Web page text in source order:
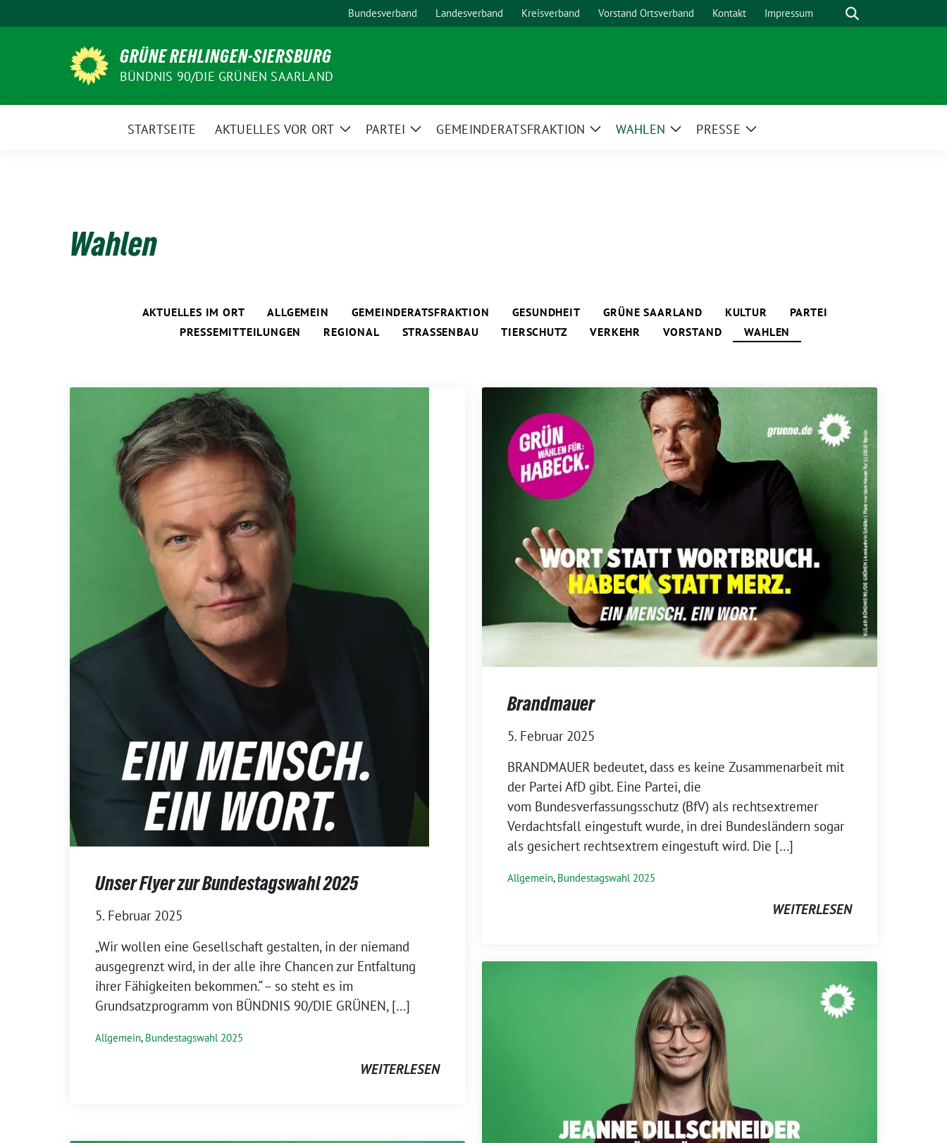
zum
Bundesverband Landesverband Kreisverband Vorstand Ortsverband Kontakt Impressum Suche
GRÜNE REHLINGEN-SIERSBURG
BÜNDNIS 90/DIE GRÜNEN SAARLAND
STARTSEITE AKTUELLES VOR ORT
ZeigePARTEI
ZeigeGEMEINDERATSFRAKTION
ZeigeWAHLEN
ZeigePRESSE
Zeige
Wahlen
AKTUELLES IM ORT ALLGEMEIN GEMEINDERATSFRAKTION GESUNDHEIT GRÜNE SAARLAND KULTUR
PARTEI
PRESSEMITTEILUNGEN
REGIONAL STRASSENBAU TIERSCHUTZ VERKEHR VORSTAND WAHLEN
Unser Flyer zur Bundestagswahl 2025
5. Februar 2025
„Wir wollen eine Gesellschaft gestalten, in der niemand
ausgegrenzt wird, in der alle ihre Chancen zur Entfaltung
ihrer Fähigkeiten bekommen.“ – so steht es im
Grundsatzprogramm von BÜNDNIS 90/DIE GRÜNEN, […]
Allgemein, Bundestagswahl 2025
WEITERLESEN
Brandmauer
5. Februar 2025
BRANDMAUER bedeutet, dass es keine Zusammenarbeit mit
der Partei AfD gibt. Eine Partei, die
vom Bundesverfassungsschutz (BfV) als rechtsextremer
Verdachtsfall eingestuft wurde, in drei Bundesländern sogar
als gesichert rechtsextrem eingestuft wird. Die […]
Allgemein, Bundestagswahl 2025
WEITERLESEN